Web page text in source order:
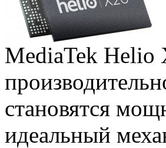
MediaTek Helio
становятся
идеальный